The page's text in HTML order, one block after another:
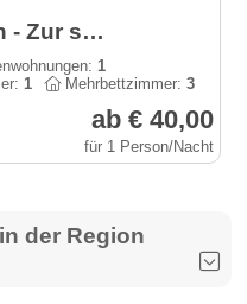
Landgasthof & Pension - Zur schönen Aussicht
1
1 Mehrbettzimmer:3
ab € 40,00
für 1 Person/Nacht
der Region